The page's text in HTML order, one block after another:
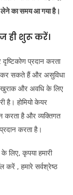
लेने का समय आ गया है।
ही शुरू करें।
प्रदान करता
कर सकते हैं और असुविधा
खुराक और अवधि के लिए
है। होमियो केयर
करता है और व्यक्तिगत
करता है।
लिए, कृपया हमारी
करें , हमारे सर्वश्रेष्ठ